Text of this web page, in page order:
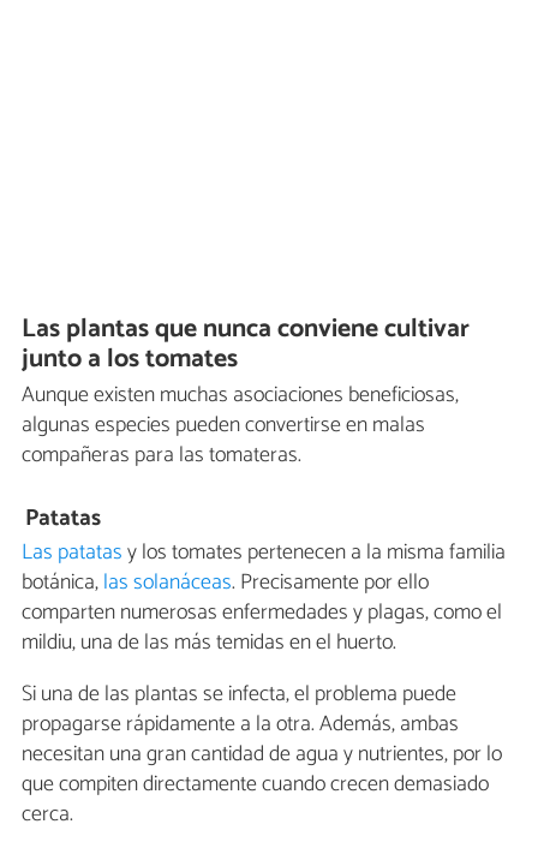
Las plantas que nunca conviene cultivar
junto a los tomates
Aunque existen muchas asociaciones beneficiosas,
algunas especies pueden convertirse en malas
compañeras para las tomateras.
Patatas
Las patatasy los tomates pertenecen a la misma familia
botánica,las solanáceas. Precisamente por ello
comparten numerosas enfermedades y plagas, como el
mildiu, una de las más temidas en el huerto.
Si una de las plantas se infecta, el problema puede
propagarse rápidamente a la otra. Además, ambas
necesitan una gran cantidad de agua y nutrientes, por lo
que compiten directamente cuando crecen demasiado
cerca.